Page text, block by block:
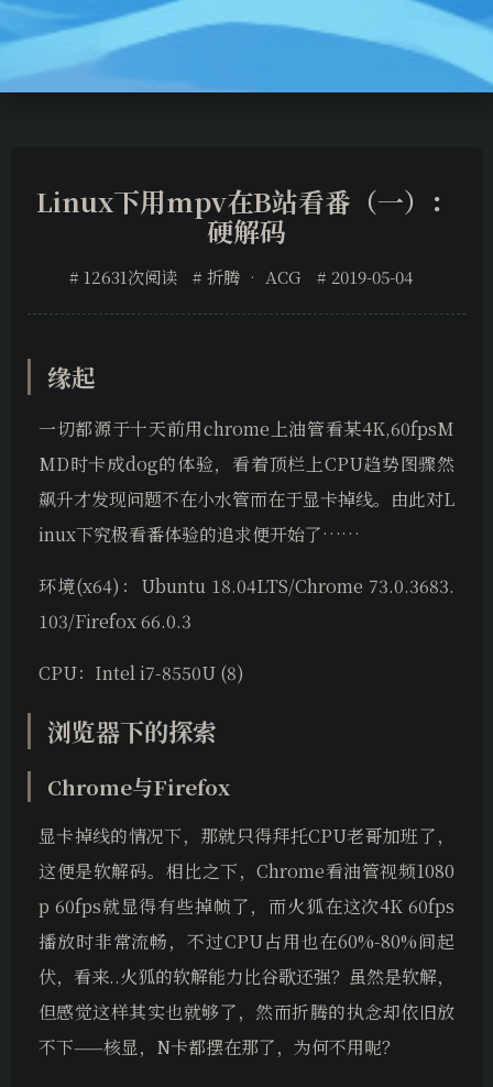
Linux下用mpv在B站看番（一）：
硬解码
12631次阅读 折腾 • ACG 2019-05-04
缘起
一切都源于十天前用chrome上油管看某4K,60fpsM
MD时卡成dog的体验，看着顶栏上CPU趋势图骤然
飙升才发现问题不在小水管而在于显卡掉线。由此对L
inux下究极看番体验的追求便开始了……
环境(x64)：Ubuntu 18.04LTS/Chrome 73.0.3683.
103/Firefox 66.0.3
CPU：Intel i7-8550U (8)
浏览器下的探索
Chrome与Firefox
显卡掉线的情况下，那就只得拜托CPU老哥加班了，
这便是软解码。相比之下，Chrome看油管视频1080
p 60fps就显得有些掉帧了，而火狐在这次4K 60fps
播放时非常流畅，不过CPU占用也在60%-80%间起
伏，看来..火狐的软解能力比谷歌还强？虽然是软解，
但感觉这样其实也就够了，然而折腾的执念却依旧放
不下——核显，N卡都摆在那了，为何不用呢？